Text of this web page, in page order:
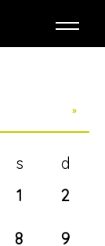
»
s
d
1
2
8 9